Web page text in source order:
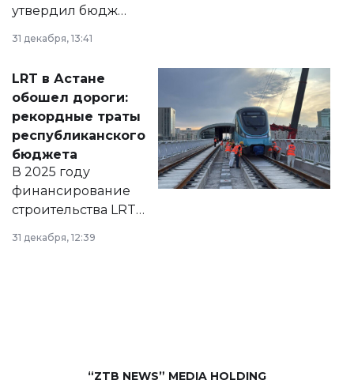
утвердил бюджет
города на 2026–
2028 годы.
документ
появился в базе
нормативных
правовых актов и
на сайте маслихат
города.
31 декабря, 13:41
LRT в Астане
обошел дороги:
рекордные траты
республиканского
бюджета
В 2025 году
финансирование
строительства LRT
в Астане из
республиканского
31 декабря, 12:39
“ZTB NEWS” MEDIA HOLDING